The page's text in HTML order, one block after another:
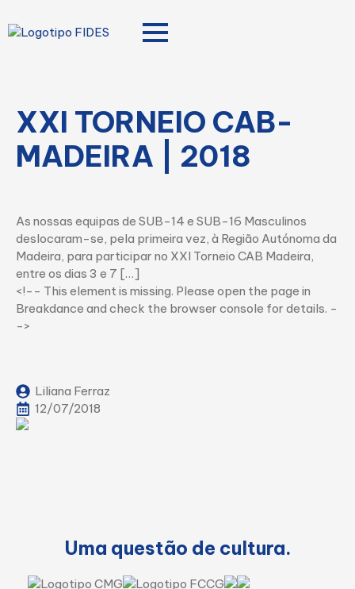
XXI TORNEIO CAB-
MADEIRA | 2018
As nossas equipas de SUB-14 e SUB-16 Masculinos
deslocaram-se, pela primeira vez, à Região Autónoma da
Madeira, para participar no XXI Torneio CAB Madeira,
entre os dias 3 e 7 […]
<!-- This element is missing. Please open the page in
Breakdance and check the browser console for details. -
->
Liliana Ferraz
12/07/2018
Uma questão de cultura.